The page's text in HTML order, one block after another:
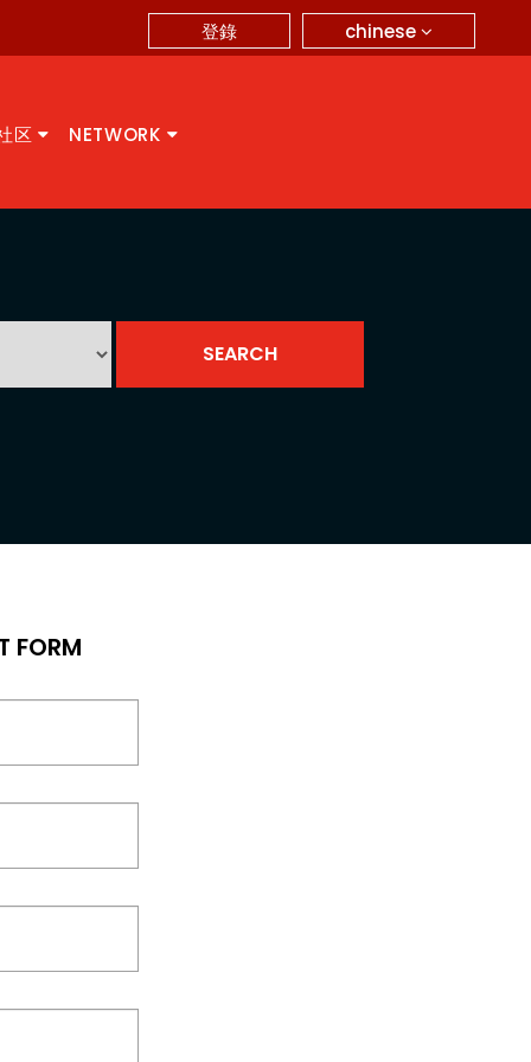
chinese
登錄
区 NETWORK
FORM